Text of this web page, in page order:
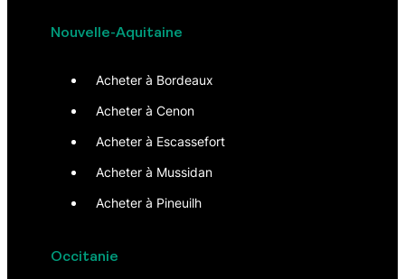
Nouvelle-Aquitaine
Acheter à Bordeaux
Acheter à Cenon
Acheter à Escassefort
Acheter à Mussidan
Acheter à Pineuilh
Occitanie